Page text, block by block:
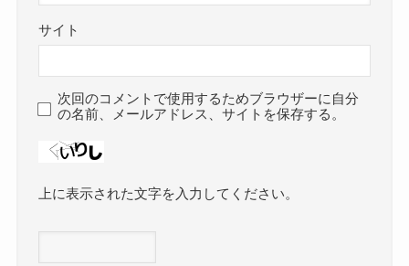
サイト
次回のコメントで使用するためブラウザーに自分
の名前、メールアドレス、サイトを保存する。
上に表示された文字を入力してください。